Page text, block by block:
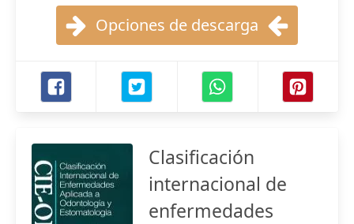
Opciones de descarga
Clasificación
internacional de
enfermedades